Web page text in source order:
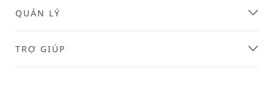
QUẢN LÝ
TRỢ GIÚP